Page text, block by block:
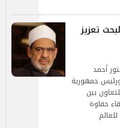
تعزيز
أحمد
ورئيس جمهورية
بين
حفاوة